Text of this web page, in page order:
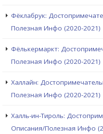
Фёклабрук:
Полезная Инфо (2020-2021)
Фёлькермаркт:
Полезная Инфо (2020-2021)
Халлайн:
Полезная Инфо (2020-2021)
Халль-ин-Тироль:
Описания/Полезная Инфо